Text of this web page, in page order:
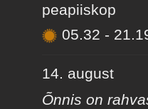
peapiiskop
05.32 -
14. august
Õnnis on